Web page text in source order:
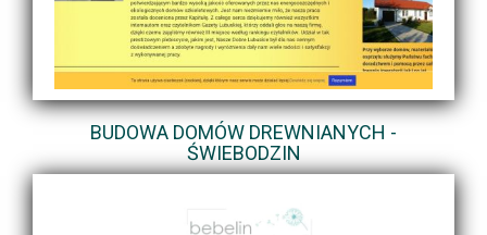
BUDOWA DOMÓW DREWNIANYCH -
ŚWIEBODZIN